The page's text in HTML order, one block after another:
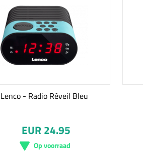
Lenco - Radio Réveil Bleu
EUR 24.95
Op voorraad